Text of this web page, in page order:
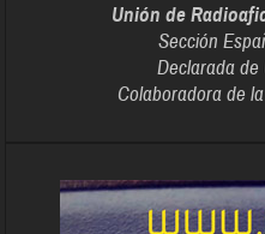
Unión de
Sección
Declarada de
Colaboradora de